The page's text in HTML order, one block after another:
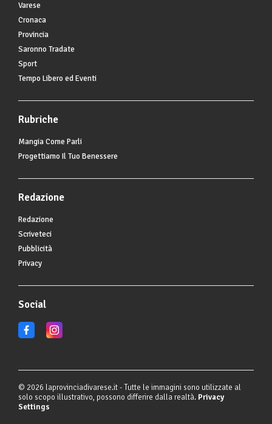
Varese
Cronaca
Provincia
Saronno Tradate
Sport
Tempo Libero ed Eventi
Rubriche
Mangia Come Parli
Progettiamo Il Tuo Benessere
Redazione
Redazione
Scriveteci
Pubblicità
Privacy
Social
© 2026 laprovinciadivarese.it - Tutte le immagini sono utilizzate al
solo scopo illustrativo, possono differire dalla realtà. Privacy
Settings